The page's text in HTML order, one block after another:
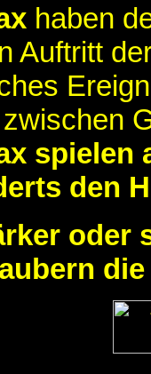
haben
Auftritt
spielen
den
oder